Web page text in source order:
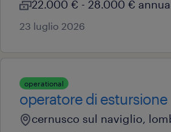
22.000 € - 28.000 €
23 luglio 2026
operational
operatore di estursione
cernusco sul naviglio,